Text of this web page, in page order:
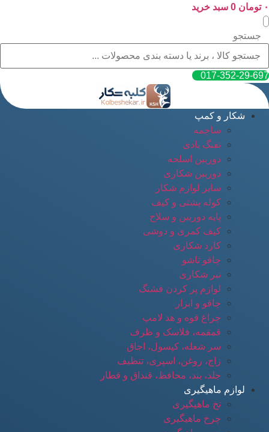
پرش
به
محتوا
۰ تومان 0 سبد خرید
جستجو
017-352-29-697
شکار و کمپ
ساچمه
تفنگ بادی
دوربین اسلحه
دوربین شکاری
سایر لوازم شکار
کوله پشتی و کیف
پایه دوربین و سلاح
کیف کمری و دوشی
کارد شکاری
چاقو تاشو
تبر شکاری
لوازم پر کردن فشنگ
چاقو و ابزار
چراغ قوه و هد لامپ
قمقمه، فلاسک و ظرف
سر شعله، کپسول، اجاق
زاج، روغن، اسپری، تنظیف
جلد، بند، محافظ، قنداق و قطار
لوازم ماهیگیری
نخ ماهیگیری
چرخ ماهیگیری